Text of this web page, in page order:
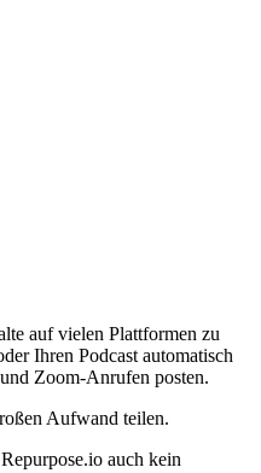
auf vielen Plattformen zu
Ihren Podcast automatisch
Zoom-Anrufen posten.
Aufwand teilen.
auch kein